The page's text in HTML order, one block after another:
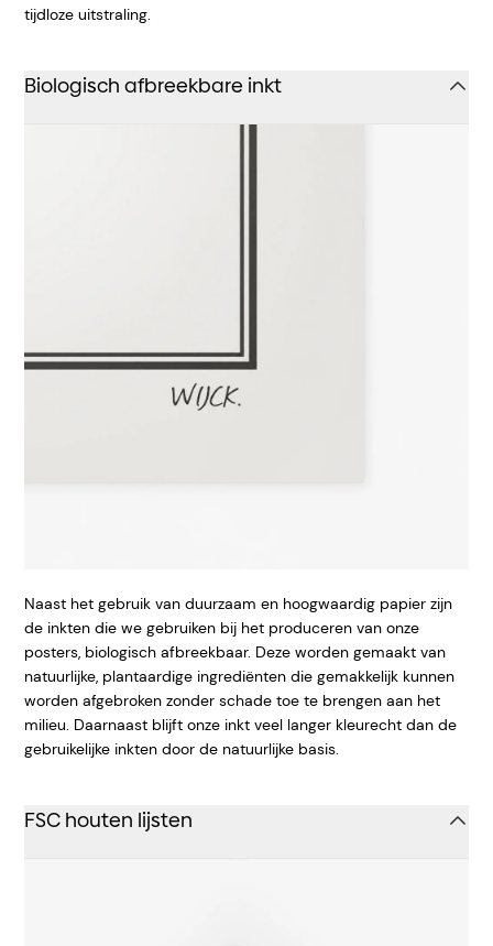
tijdloze uitstraling.
Biologisch afbreekbare inkt
Naast het gebruik van duurzaam en hoogwaardig papier zijn
de inkten die we gebruiken bij het produceren van onze
posters, biologisch afbreekbaar. Deze worden gemaakt van
natuurlijke, plantaardige ingrediënten die gemakkelijk kunnen
worden afgebroken zonder schade toe te brengen aan het
milieu. Daarnaast blijft onze inkt veel langer kleurecht dan de
gebruikelijke inkten door de natuurlijke basis.
FSC houten lijsten